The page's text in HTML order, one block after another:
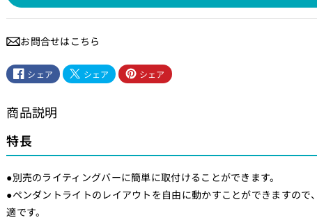
ィ
グ
バ
ー
用
L
E
D
ペ
ン
ダ
ィ
グ
バ
ー
D
ペ
ン
お問合せはこちら
シェア シェア シェア
商品説明
特長
●別売のライティングバーに簡単に取付けることができます。
●ペンダントライトのレイアウトを自由に動かすことができますので
適です。